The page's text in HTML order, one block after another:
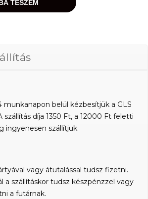
TESZEM
munkanapon belül kézbesítjük a GLS
díja 1350 Ft, a 12000 Ft feletti
ingyenesen szállítjuk.
vagy átutalással tudsz fizetni.
a szállításkor tudsz készpénzzel vagy
a futárnak.